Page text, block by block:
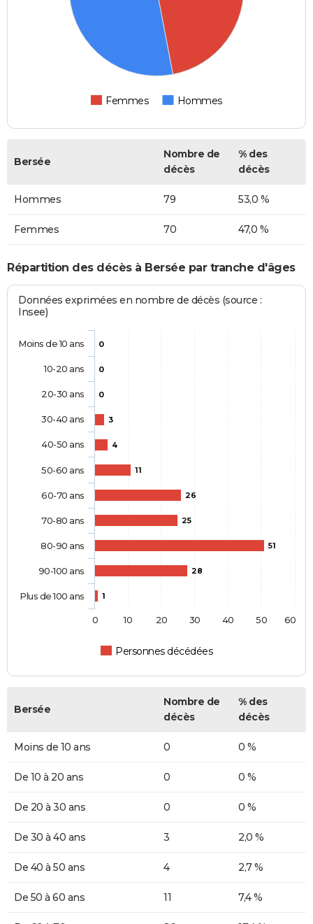
Femmes Hommes
Bersée
Nombre de
décès
% des
décès
Hommes 79 53,0 %
Femmes 70 47,0 %
Répartition des décès à Bersée par tranche d'âges
Données exprimées en nombre de décès (source :
Insee)
0
0
0
3
4
11
26
25
51
28
1
Personnes décédées
Moins de 10 ans
10-20 ans
20-30 ans
30-40 ans
40-50 ans
50-60 ans
60-70 ans
70-80 ans
80-90 ans
90-100 ans
Plus de 100 ans
0 10 20 30 40 50 60
Bersée
Nombre de
décès
% des
décès
Moins de 10 ans 0 0 %
De 10 à 20 ans 0 0 %
De 20 à 30 ans 0 0 %
De 30 à 40 ans 3 2,0 %
De 40 à 50 ans 4 2,7 %
De 50 à 60 ans 11 7,4 %